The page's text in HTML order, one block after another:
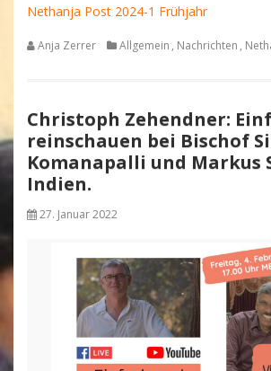
Nethanja Post 2024-1 Frühjahr
Anja Zerrer Allgemein , Nachrichten ,
Christoph Zehendner:
reinschauen bei Bischof
Komanapalli und Markus
Indien.
27. Januar 2022